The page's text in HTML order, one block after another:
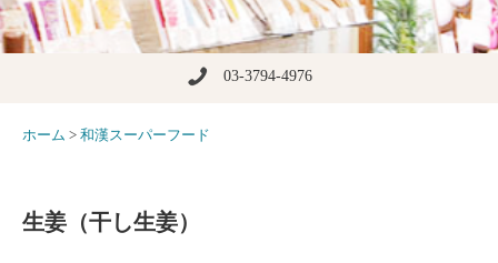
03-3794-4976
ホーム > 和漢スーパーフード
生姜（干し生姜）